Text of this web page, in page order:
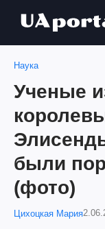
Наука
Ученые
были
(фото)
Цихоцкая Мария